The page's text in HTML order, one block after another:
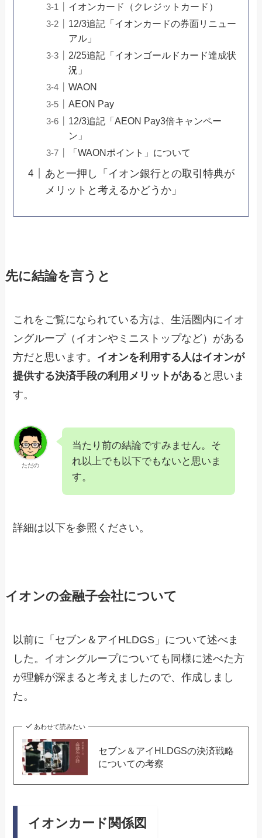
イオンカード（クレジットカード）
12/3追記「イオンカードの券面リニュー
アル」
2/25追記「イオンゴールドカード達成状
況」
WAON
AEON Pay
12/3追記「AEON Pay3倍キャンペー
ン」
「WAONポイント」について
あと一押し「イオン銀行との取引特典が
メリットと考えるかどうか」
先に結論を言うと
これをご覧になられている方は、生活圏内にイオ
ングループ（イオンやミニストップなど）がある
方だと思います。 イオンを利用する人はイオンが
提供する決済手段の利用メリットがある と思いま
す。
ただの
当たり前の結論ですみません。そ
れ以上でも以下でもないと思いま
す。
詳細は以下を参照ください。
イオンの金融子会社について
以前に「セブン＆アイHLDGS」について述べま
した。イオングループについても同様に述べた方
が理解が深まると考えましたので、作成しまし
た。
あわせて読みたい
セブン＆アイHLDGSの決済戦略
についての考察
イオンカード関係図